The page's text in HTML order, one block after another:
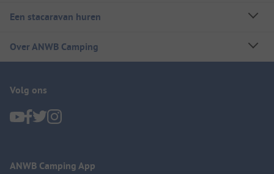
Een stacaravan huren
Over ANWB Camping
Volg ons
ANWB Camping App